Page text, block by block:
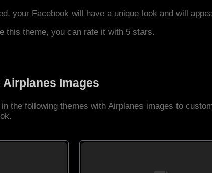
your Facebook will have a unique look and will
this theme, you can rate it with 5 stars.
Images
the following themes with Airplanes images to